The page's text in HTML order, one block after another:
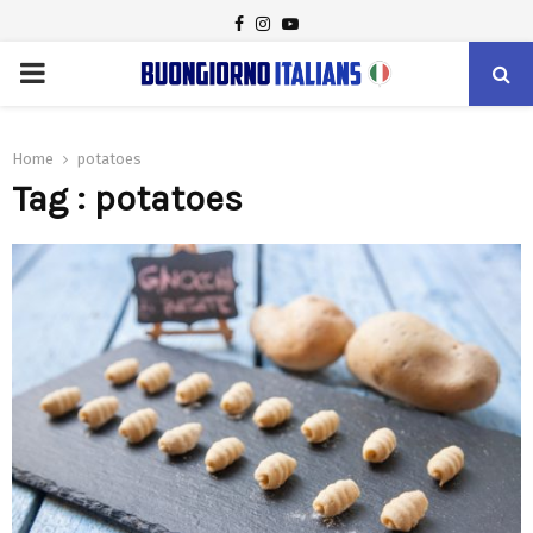
FACEBOOK
INSTAGRAM
YOUTUBE
PRIMARY
Home potatoes
Tag : potatoes